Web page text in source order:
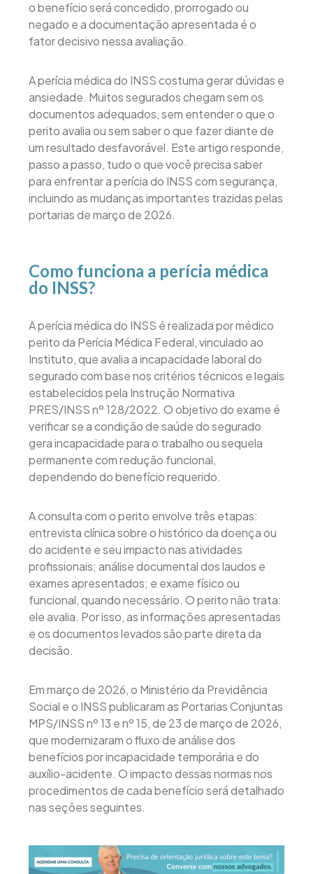
o benefício será concedido, prorrogado ou
negado e a documentação apresentada é o
fator decisivo nessa avaliação.
A perícia médica do INSS costuma gerar dúvidas e
ansiedade. Muitos segurados chegam sem os
documentos adequados, sem entender o que o
perito avalia ou sem saber o que fazer diante de
um resultado desfavorável. Este artigo responde,
passo a passo, tudo o que você precisa saber
para enfrentar a perícia do INSS com segurança,
incluindo as mudanças importantes trazidas pelas
portarias de março de 2026.
Como funciona a perícia médica
do INSS?
A perícia médica do INSS é realizada por médico
perito da Perícia Médica Federal, vinculado ao
Instituto, que avalia a incapacidade laboral do
segurado com base nos critérios técnicos e legais
estabelecidos pela Instrução Normativa
PRES/INSS nº 128/2022. O objetivo do exame é
verificar se a condição de saúde do segurado
gera incapacidade para o trabalho ou sequela
permanente com redução funcional,
dependendo do benefício requerido.
A consulta com o perito envolve três etapas:
entrevista clínica sobre o histórico da doença ou
do acidente e seu impacto nas atividades
profissionais; análise documental dos laudos e
exames apresentados; e exame físico ou
funcional, quando necessário. O perito não trata:
ele avalia. Por isso, as informações apresentadas
e os documentos levados são parte direta da
decisão.
Em março de 2026, o Ministério da Previdência
Social e o INSS publicaram as Portarias Conjuntas
MPS/INSS nº 13 e nº 15, de 23 de março de 2026,
que modernizaram o fluxo de análise dos
benefícios por incapacidade temporária e do
auxílio-acidente. O impacto dessas normas nos
procedimentos de cada benefício será detalhado
nas seções seguintes.